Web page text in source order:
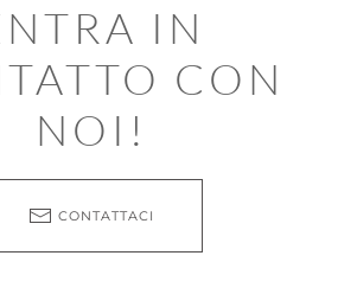
IN
CON
NOI!
CONTATTACI